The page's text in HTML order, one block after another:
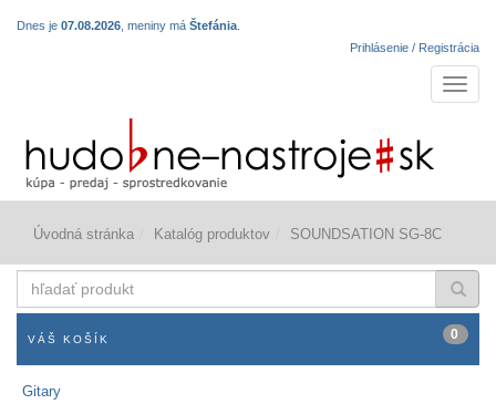
Dnes je 07.08.2026 , meniny má Štefánia
Prihlásenie / Registrácia
Úvodná stránka Katalóg produktov SOUNDSATION SG-8C
produkt
VÁŠ KOŠÍK 0
Gitary